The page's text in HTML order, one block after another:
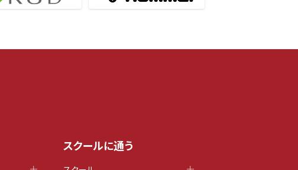
スクールに通う